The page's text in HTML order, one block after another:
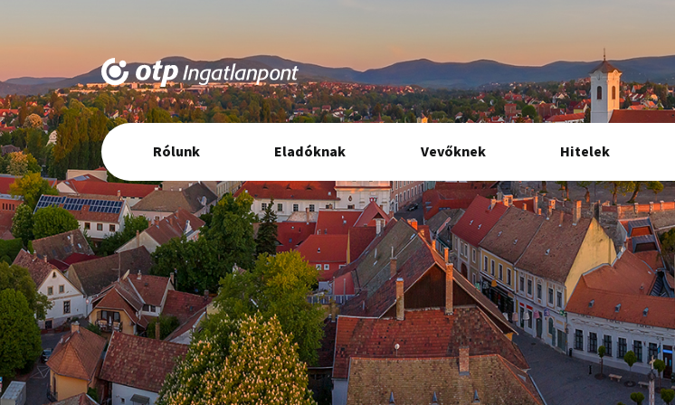
Elsődleges
navigáció
Rólunk Eladóknak Vevőknek Hitelek